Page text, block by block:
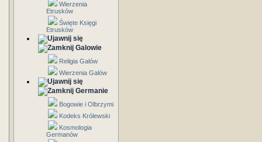
Wierzenia
Etrusków
Święte Księgi
Etrusków
Galowie
Religia Galów
Wierzenia Galów
Germanie
Bogowie i Olbrzymi
Kodeks Królewski
Kosmologia
Germanów